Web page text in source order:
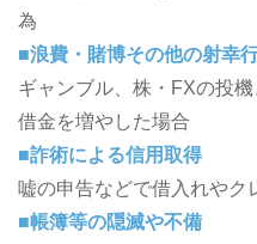
為
■浪費・賭博その他の射幸
ギャンブル、株・FXの投
借金を増やした場合
■詐術による信用取得
嘘の申告などで借入れやク
■帳簿等の隠滅や不備